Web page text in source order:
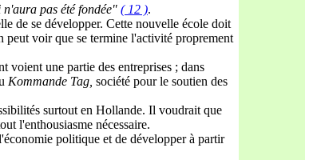
pas été fondée" ( 12 ).
de se développer. Cette nouvelle école doit
peut voir que se termine l'activité proprement
voient une partie des entreprises ; dans
Kommande Tag, société pour le soutien des
surtout en Hollande. Il voudrait que
l'enthousiasme nécessaire.
politique et de développer à partir